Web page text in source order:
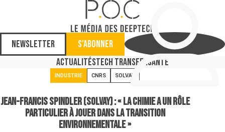
Newsletter
S'abonner
ActualitésTech TransferSanté
INDUSTRIE CNRS SOLVAY
Jean-Francis Spindler (Solvay) : « La chimie a un rôle
particulier à jouer dans la transition
environnementale »